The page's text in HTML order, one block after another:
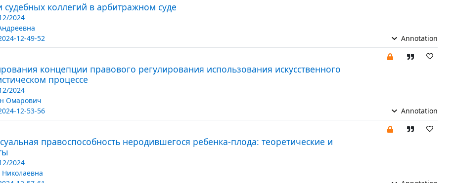
коллегий в арбитражном суде
2024
12-49-52 Annotation
концепции правового регулирования использования искусственного
процессе
2024
Омарович
12-53-56 Annotation
правоспособность неродившегося ребенка-плода: теоретические и
2024
Николаевна